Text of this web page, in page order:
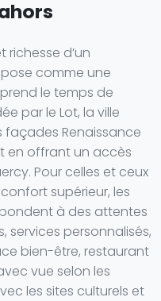
d’un
comme une
le temps de
par le Lot, la ville
façades Renaissance
en offrant un accès
Pour celles et ceux
supérieur, les
à des attentes
services personnalisés,
bien-être, restaurant
vue selon les
les sites culturels et